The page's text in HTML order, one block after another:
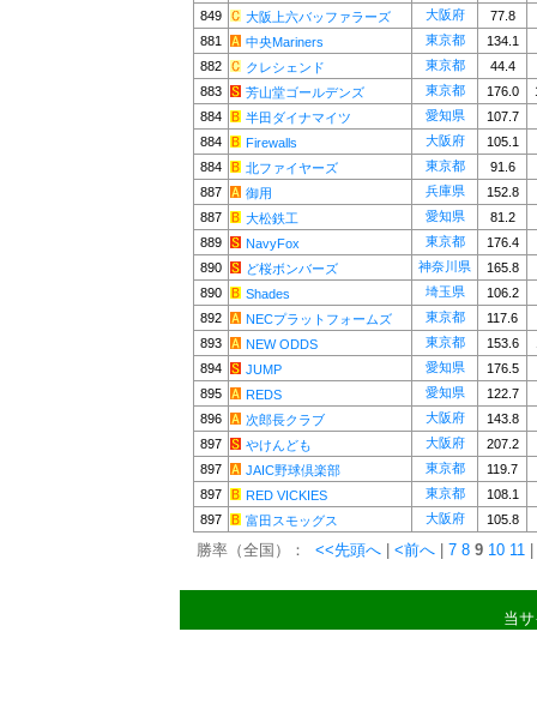
849
大阪上六バッファラーズ 大阪府
77.8
881
中央Mariners 東京都
134.1
882
クレシェンド 東京都
44.4
883
芳山堂ゴールデンズ 東京都 176.0
884
半田ダイナマイツ 愛知県
107.7
884
Firewalls 大阪府
105.1
884
北ファイヤーズ 東京都
91.6
887
御用 兵庫県
152.8
887
大松鉄工 愛知県
81.2
889
NavyFox 東京都
176.4
890
ど桜ボンバーズ 神奈川県
165.8
890
Shades 埼玉県
106.2
892
NECプラットフォームズ 東京都
117.6
893
NEW ODDS 東京都 153.6
894
JUMP 愛知県
176.5
895
REDS 愛知県
122.7
896
次郎長クラブ 大阪府
143.8
897
やけんども 大阪府
207.2
897
JAIC野球倶楽部 東京都
119.7
897
RED VICKIES 東京都
108.1
897
富田スモッグス 大阪府 105.8
勝率（全国）： <<先頭へ <前へ 7 8 9 10 11
当